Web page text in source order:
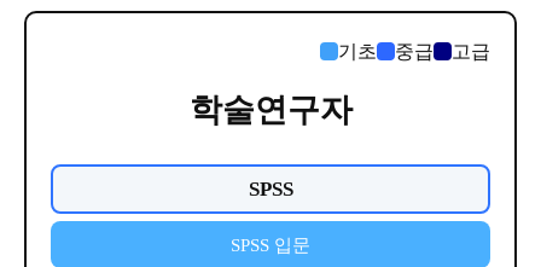
기초 중급 고급
학술연구자
SPSS
SPSS 입문